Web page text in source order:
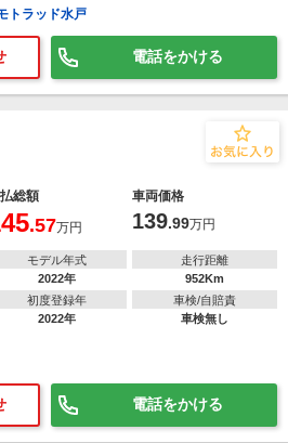
ラッド水戸
電話をかける
総額 車両価格
.57万円 139.99万円
モデル年式
2022年
走行距離
952Km
初度登録年
2022年
車検/自賠責
車検無し
電話をかける